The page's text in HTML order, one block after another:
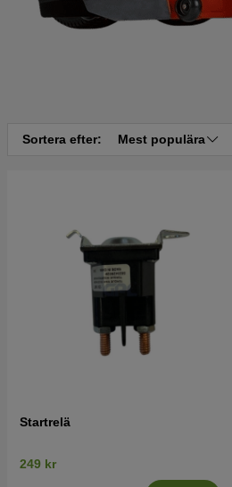
Sortera efter: Mest populära
Startrelä
249 kr